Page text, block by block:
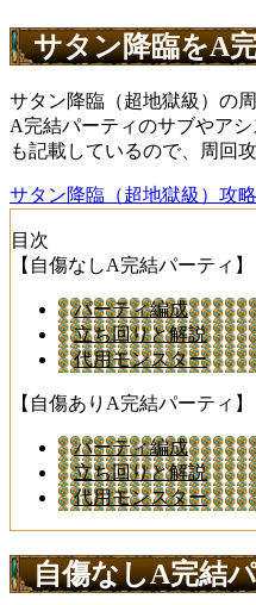
サタン降臨をA
サタン降臨（超地獄級）の
A完結パーティのサブやア
も記載しているので、周回
サタン降臨（超地獄級）攻
目次
【自傷なしA完結パーティ】
パーティ編成
立ち回りと解説
代用モンスター
【自傷ありA完結パーティ】
パーティ編成
立ち回りと解説
代用モンスター
自傷なしA完結